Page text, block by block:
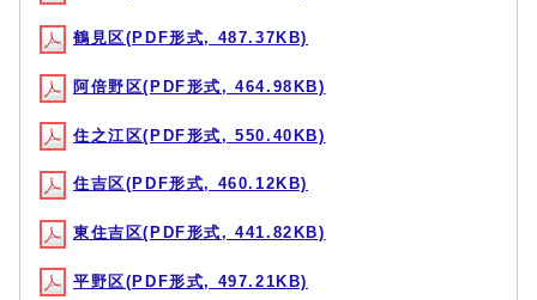
鶴見区(PDF形式, 487.37KB)
阿倍野区(PDF形式, 464.98KB)
住之江区(PDF形式, 550.40KB)
住吉区(PDF形式, 460.12KB)
東住吉区(PDF形式, 441.82KB)
平野区(PDF形式, 497.21KB)